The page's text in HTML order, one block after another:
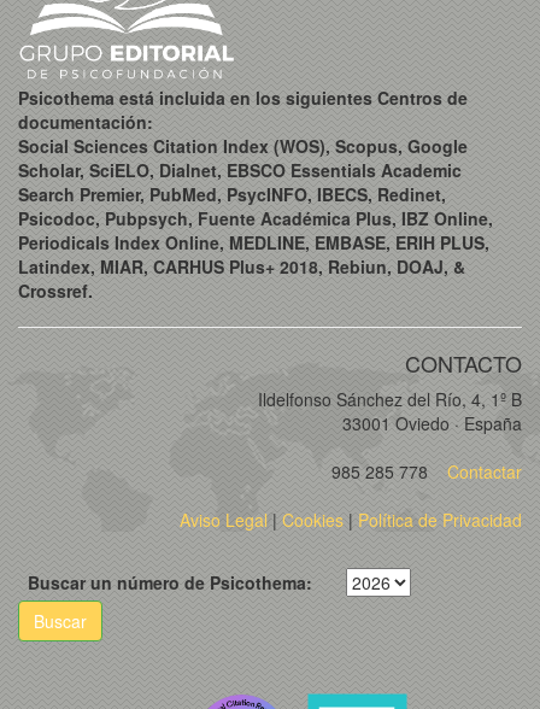
Psicothema está incluida en los siguientes Centros de
documentación:
Social Sciences Citation Index (WOS), Scopus, Google
Scholar, SciELO, Dialnet, EBSCO Essentials Academic
Search Premier, PubMed, PsycINFO, IBECS, Redinet,
Psicodoc, Pubpsych, Fuente Académica Plus, IBZ Online,
Periodicals Index Online, MEDLINE, EMBASE, ERIH PLUS,
Latindex, MIAR, CARHUS Plus+ 2018, Rebiun, DOAJ, &
Crossref.
CONTACTO
Ildelfonso Sánchez del Río, 4, 1º B
33001 Oviedo · España
985 285 778
Contactar
Aviso Legal| Cookies | Política de Privacidad
Buscar un número de Psicothema:
Buscar